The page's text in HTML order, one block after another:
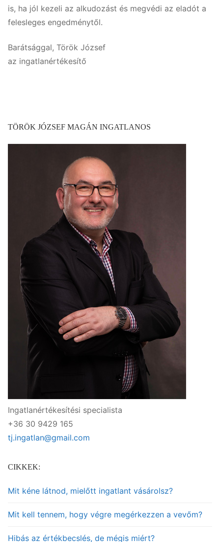
is, ha jól kezeli az alkudozást és megvédi az eladót a
felesleges engedménytől.
Barátsággal, Török József
az ingatlanértékesítő
TÖRÖK JÓZSEF MAGÁN INGATLANOS
Ingatlanértékesítési specialista
+36 30 9429 165
tj.ingatlan@gmail.com
CIKKEK:
Mit kéne látnod, mielőtt ingatlant vásárolsz?
Mit kell tennem, hogy végre megérkezzen a vevőm?
Hibás az értékbecslés, de mégis miért?